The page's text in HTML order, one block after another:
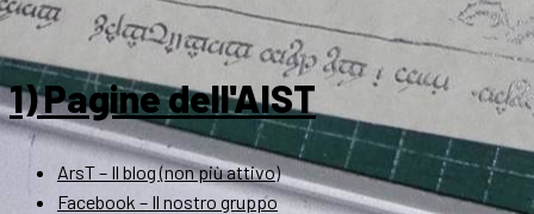
1) Pagine dell'AIST
ArsT – Il blog (non più attivo)
Facebook – Il nostro gruppo